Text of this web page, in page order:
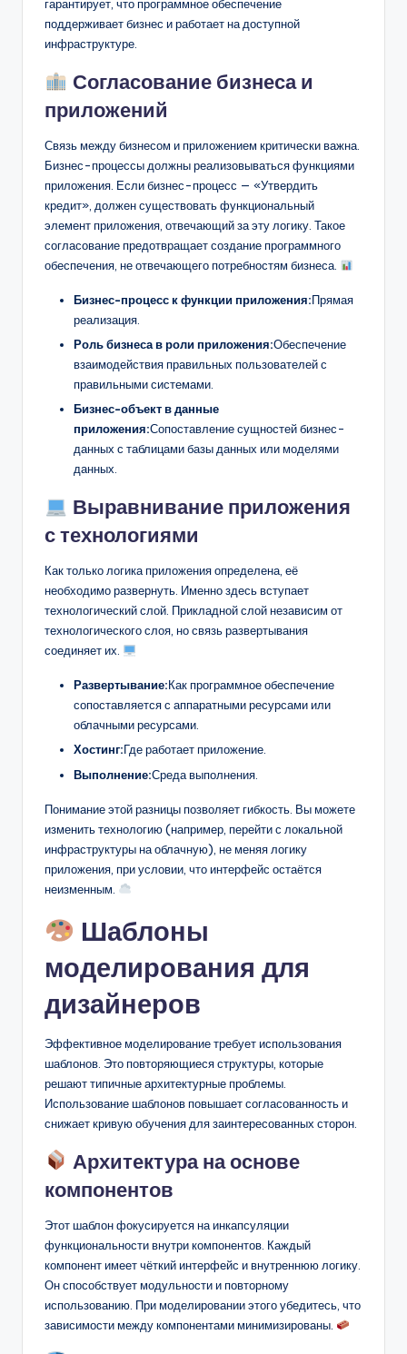
гарантирует, что программное обеспечение
поддерживает бизнес и работает на доступной
инфраструктуре.
Согласование бизнеса и
приложений
Связь между бизнесом и приложением критически важна.
Бизнес-процессы должны реализовываться функциями
приложения. Если бизнес-процесс — «Утвердить
кредит», должен существовать функциональный
элемент приложения, отвечающий за эту логику. Такое
согласование предотвращает создание программного
обеспечения, не отвечающего потребностям бизнеса.
Бизнес-процесс к функции приложения:Прямая
реализация.
Роль бизнеса в роли приложения:Обеспечение
взаимодействия правильных пользователей с
правильными системами.
Бизнес-объект в данные
приложения:Сопоставление сущностей бизнес-
данных с таблицами базы данных или моделями
данных.
Выравнивание приложения
с технологиями
Как только логика приложения определена, её
необходимо развернуть. Именно здесь вступает
технологический слой. Прикладной слой независим от
технологического слоя, но связь развертывания
соединяет их.
Развертывание:Как программное обеспечение
сопоставляется с аппаратными ресурсами или
облачными ресурсами.
Хостинг:Где работает приложение.
Выполнение:Среда выполнения.
Понимание этой разницы позволяет гибкость. Вы можете
изменить технологию (например, перейти с локальной
инфраструктуры на облачную), не меняя логику
приложения, при условии, что интерфейс остаётся
неизменным.
Шаблоны
моделирования для
дизайнеров
Эффективное моделирование требует использования
шаблонов. Это повторяющиеся структуры, которые
решают типичные архитектурные проблемы.
Использование шаблонов повышает согласованность и
снижает кривую обучения для заинтересованных сторон.
Архитектура на основе
компонентов
Этот шаблон фокусируется на инкапсуляции
функциональности внутри компонентов. Каждый
компонент имеет чёткий интерфейс и внутреннюю логику.
Он способствует модульности и повторному
использованию. При моделировании этого убедитесь, что
зависимости между компонентами минимизированы.